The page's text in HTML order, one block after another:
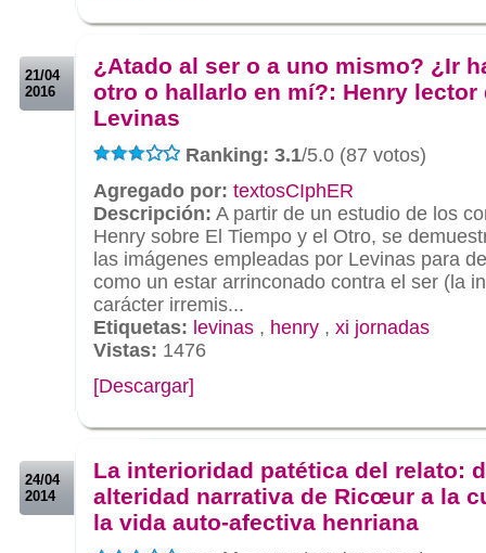
21/04
2016
¿Atado al ser o a uno mismo? ¿Ir
otro o hallarlo en mí?: Henry lector
Levinas
Ranking: 3.1/5.0 (87 votos)
Agregado por: textosCIphER
Descripción: A partir de un estudio de los
Henry sobre El Tiempo y el Otro, se
las imágenes empleadas por Levinas para
como un estar arrinconado contra el ser (la
carácter irremis...
Etiquetas: levinas , henry , xi jornadas
Vistas: 1476
[Descargar]
24/04
2014
La interioridad patética del relato:
alteridad narrativa de Ricœur a la
la vida auto-afectiva henriana